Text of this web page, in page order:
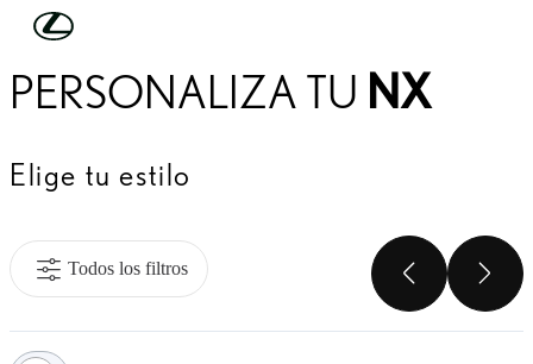
Skip to Main Content
PERSONALIZA TU NX
Elige tu estilo
Todos los filtros
SCROLL